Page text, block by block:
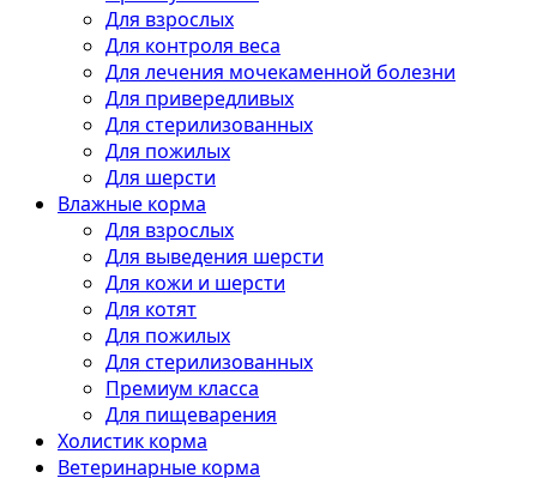
Для взрослых
Для контроля веса
Для лечения мочекаменной болезни
Для привередливых
Для стерилизованных
Для пожилых
Для шерсти
Влажные корма
Для взрослых
Для выведения шерсти
Для кожи и шерсти
Для котят
Для пожилых
Для стерилизованных
Премиум класса
Для пищеварения
Холистик корма
Ветеринарные корма